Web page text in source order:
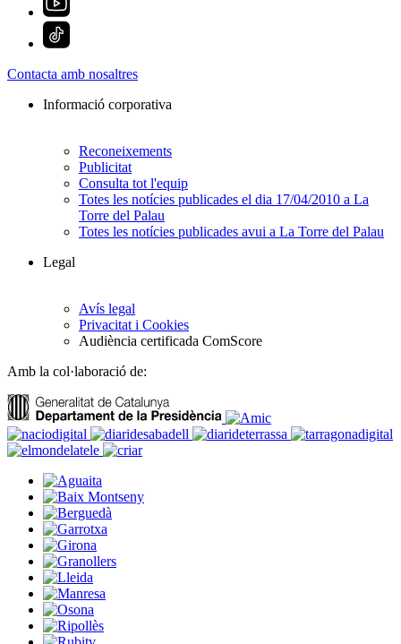
Contacta amb nosaltres
Informació corporativa
Reconeixements
Publicitat
Consulta tot l'equip
Totes les notícies publicades el dia 17/04/2010 a La
Torre del Palau
Totes les notícies publicades avui a La Torre del Palau
Legal
Avís legal
Privacitat i Cookies
Audiència certificada ComScore
Amb la col·laboració de: